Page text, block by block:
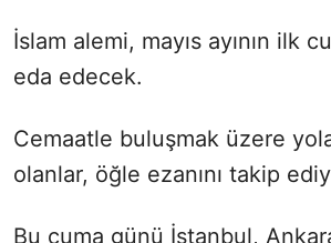
İslam alemi, mayıs ayının ilk
eda edecek.
Cemaatle buluşmak üzere
olanlar, öğle ezanını takip
Bu cuma günü İstanbul,